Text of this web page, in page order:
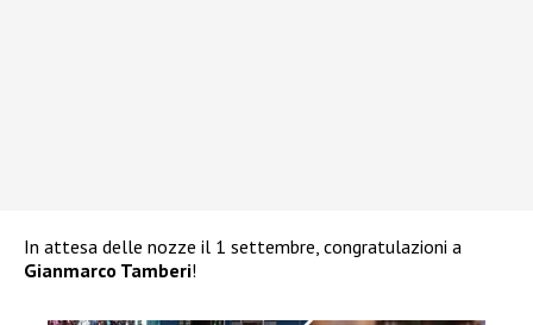
In attesa delle nozze il 1 settembre, congratulazioni a
Gianmarco Tamberi!